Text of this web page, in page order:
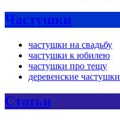
Частушки
частушки на свадьбу
частушки к юбилею
частушки про тещу
деревенские частушки
Статьи